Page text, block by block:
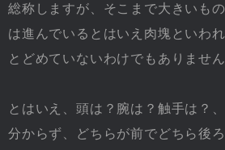
総称しますが、そこまで大きいも
は進んでいるとはいえ肉塊といわ
とどめていないわけでもありません
とはいえ、頭は？腕は？触手は？
分からず、どちらが前でどちら後